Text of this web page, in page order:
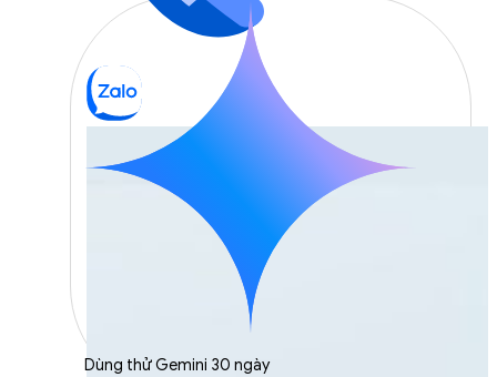
Dùng thử Gemini 30 ngày